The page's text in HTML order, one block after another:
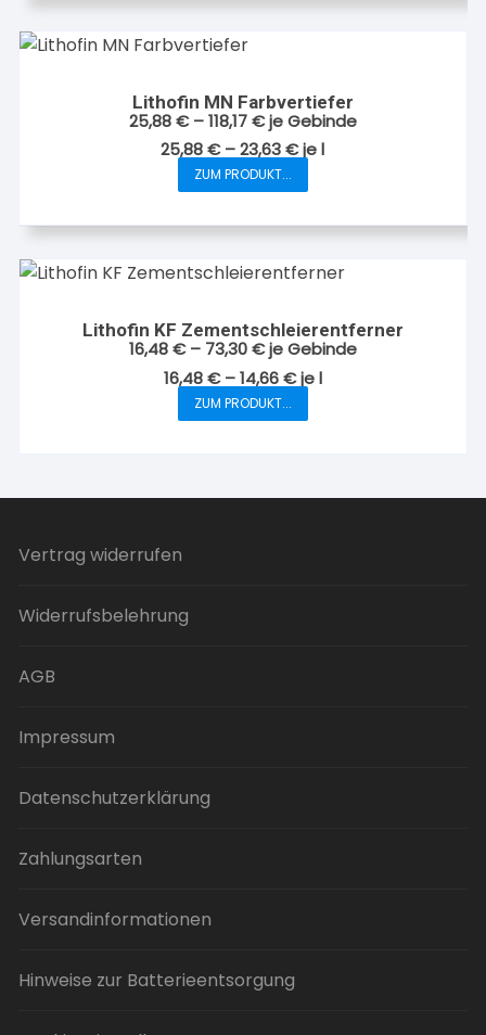
Lithofin MN Farbvertiefer
25,88€–118,17€je Gebinde
25,88€–23,63€jel
ZUM PRODUKT...
Dieses
weist
mehrere
Die
Optionen
können
auf
gewählt
Lithofin KF Zementschleierentferner
16,48€– 73,30€je Gebinde
16,48€–14,66€jel
ZUM PRODUKT...
Dieses
Vertrag widerrufen
Widerrufsbelehrung
AGB
Impressum
Datenschutzerklärung
Zahlungsarten
Versandinformationen
Hinweise zur Batterieentsorgung